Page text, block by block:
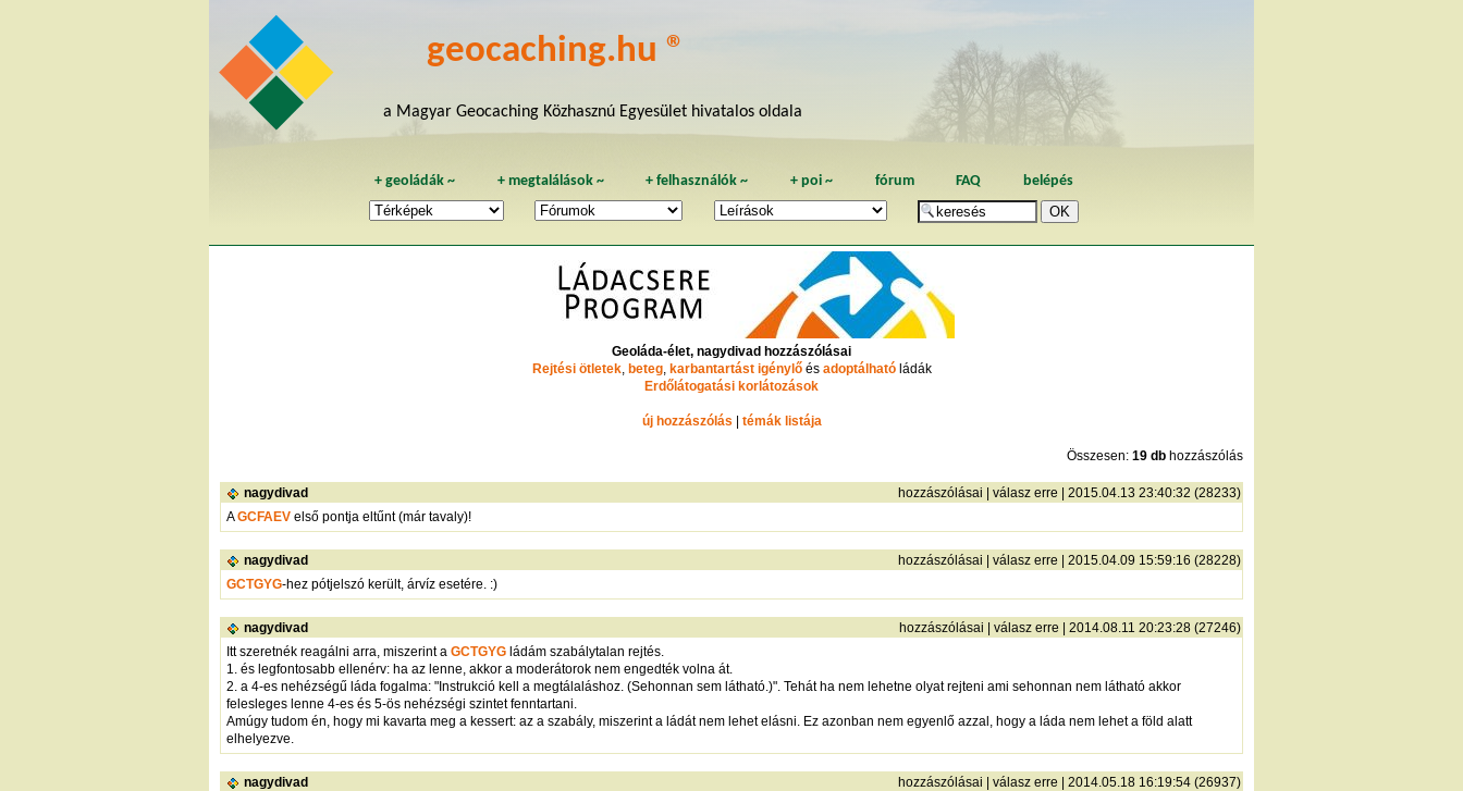
geocaching.hu ®
a Magyar Geocaching Közhasznú Egyesület hivatalos oldala
+geoládák ~ + megtalálások~ +felhasználók ~ + poi~ fórum FAQ belépés
Geoláda-élet, nagydivad hozzászólásai
Rejtési ötletek, beteg, karbantartást igénylőés adoptálhatóládák
Erdőlátogatási korlátozások
új hozzászólás témák listája
Összesen: 19 db hozzászólás
nagydivad hozzászólásai válasz erre | 2015.04.13 23:40:32 (28233)
AGCFAEV első pontja eltűnt (már tavaly)!
nagydivad hozzászólásai válasz erre | 2015.04.09 15:59:16 (28228)
GCTGYG-hez pótjelszó került, árvíz esetére. :)
nagydivad hozzászólásai válasz erre | 2014.08.11 20:23:28 (27246)
Itt szeretnék reagálni arra, miszerint a GCTGYG ládám szabálytalan rejtés.
1. és legfontosabb ellenérv: ha az lenne, akkor a moderátorok nem engedték volna át.
2. a 4-es nehézségű láda fogalma: "Instrukció kell a megtálaláshoz. (Sehonnan sem látható.)". Tehát ha nem lehetne olyat rejteni ami sehonnan nem látható akkor
felesleges lenne 4-es és 5-ös nehézségi szintet fenntartani.
Amúgy tudom én, hogy mi kavarta meg a kessert: az a szabály, miszerint a ládát nem lehet elásni. Ez azonban nem egyenlő azzal, hogy a láda nem lehet a föld alatt
elhelyezve.
nagydivad hozzászólásai válasz erre | 2014.05.18 16:19:54 (26937)